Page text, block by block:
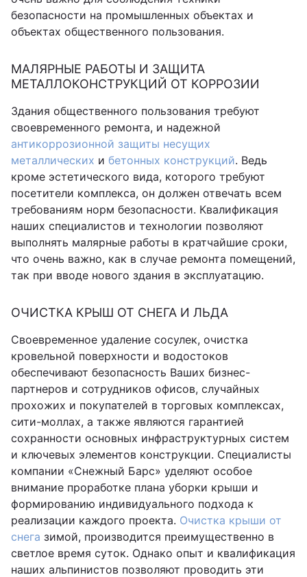
безопасности на промышленных объектах и
объектах общественного пользования.
МАЛЯРНЫЕ РАБОТЫ И ЗАЩИТА
МЕТАЛЛОКОНСТРУКЦИЙ ОТ КОРРОЗИИ
Здания общественного пользования требуют
своевременного ремонта, и надежной
антикоррозионной защиты несущих
металлических и бетонных конструкций. Ведь
кроме эстетического вида, которого требуют
посетители комплекса, он должен отвечать всем
требованиям норм безопасности. Квалификация
наших специалистов и технологии позволяют
выполнять малярные работы в кратчайшие сроки,
что очень важно, как в случае ремонта помещений,
так при вводе нового здания в эксплуатацию.
ОЧИСТКА КРЫШ ОТ СНЕГА И ЛЬДА
Своевременное удаление сосулек, очистка
кровельной поверхности и водостоков
обеспечивают безопасность Ваших бизнес-
партнеров и сотрудников офисов, случайных
прохожих и покупателей в торговых комплексах,
сити-моллах, а также являются гарантией
сохранности основных инфраструктурных систем
и ключевых элементов конструкции. Специалисты
компании «Снежный Барс» уделяют особое
внимание проработке плана уборки крыши и
формированию индивидуального подхода к
реализации каждого проекта. Очистка крыши от
снега зимой, производится преимущественно в
светлое время суток. Однако опыт и квалификация
наших альпинистов позволяют проводить эти